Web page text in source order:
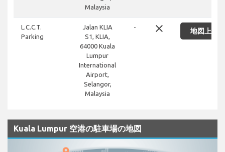
Malaysia
L.C.C.T.
Parking
Jalan KLIA
S1, KLIA,
64000 Kuala
Lumpur
International
Airport,
Selangor,
Malaysia
- close 地図上に
Kuala Lumpur 空港の駐車場の地図